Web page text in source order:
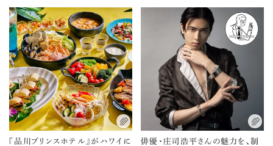
『品川プリンスホテル』がハワイに
俳優・庄司浩平さんの魅力を、制